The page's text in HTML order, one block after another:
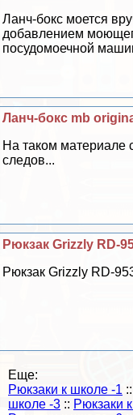
Ланч-бокс моется
добавлением
посудомоечной
Ланч-бокс mb
На таком материале
следов...
Рюкзак Grizzly RD-
Рюкзак Grizzly RD-
Еще:
Рюкзаки к школе -1 ::
школе -3 :: Рюкзаки